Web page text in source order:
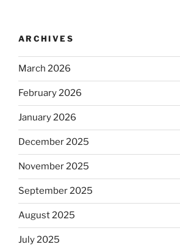
ARCHIVES
March 2026
February 2026
January 2026
December 2025
November 2025
September 2025
August 2025
July 2025